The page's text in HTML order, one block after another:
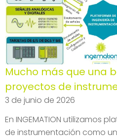
Mucho más que una
proyectos de
3 de junio de 2026
En INGEMATION utilizamos
de instrumentación como